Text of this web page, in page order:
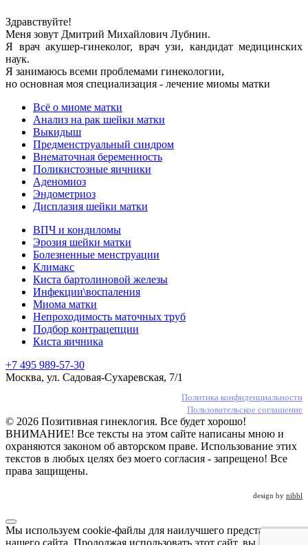
Здравствуйте!
Меня зовут Дмитрий Михайлович Лубнин.
Я врач акушер-гинеколог, врач узи, кандидат медицинских
наук.
Я занимаюсь всеми проблемами гинекологии,
но основная моя специализация - лечение миомы матки
Всё о миоме матки
Анализ на рак шейки матки
Выкидыш
Предменструальный синдром
Внематочная беременность
Поликистозные яичники
Аденомиоз
Эндометриоз
Дисплазия шейки матки
ВПЧ и кондиломы
Эрозия шейки матки
Болезненные менструации
Климакс
Киста бартолиновой железы
Инфекции\воспаления
Миома матки
Непроходимость маточных труб
Подбор контрацепции
Киста яичника
+7 495 989-57-30
Москва, ул. Садовая-Сухаревская, 7/1
Политика конфиденциальности
Пользовательское соглашение
© 2026 Позитивная гинеклогия. Все будет хорошо!
ВНИМАНИЕ! Все тексты на этом сайте написаны мною и
охраняются законом об авторском праве. Использование этих
текстов в любых целях без моего согласия - запрещено! Все
права защищены.
design by nibbl
Мы используем cookie-файлы для наилучшего представления
нашего сайта. Продолжая использовать этот сайт, вы